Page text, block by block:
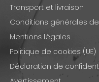
Transport et livraison
Conditions générales
Mentions légales
Politique de cookies (UE)
Déclaration de